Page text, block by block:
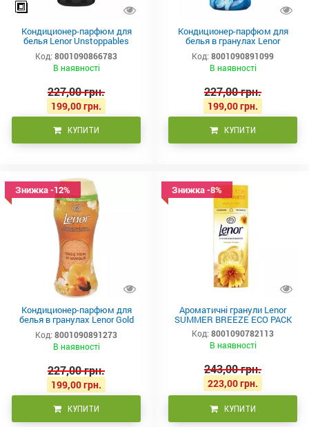
Кондиционер-парфюм для
белья Lenor Unstoppables
Код: 8001090866783
В наявності
227,00 грн.
199,00 грн.
КУПИТИ
Кондиционер-парфюм для
белья в гранулах Lenor
Unstoppables Aprilfrisch 195г
Код: 8001090891099
В наявності
227,00 грн.
199,00 грн.
КУПИТИ
Знижка -12%
Кондиционер-парфюм для
белья в гранулах Lenor Gold
Orchid 195г
Код: 8001090891273
В наявності
227,00 грн.
199,00 грн.
КУПИТИ
Знижка -8%
Ароматичні гранули Lenor
SUMMER BREEZE ECO PACK
Код: 8001090782113
В наявності
243,00 грн.
223,00 грн.
КУПИТИ